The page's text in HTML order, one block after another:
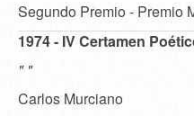
Segundo Premio - Premio
1974 - IV Certamen
" "
Carlos Murciano